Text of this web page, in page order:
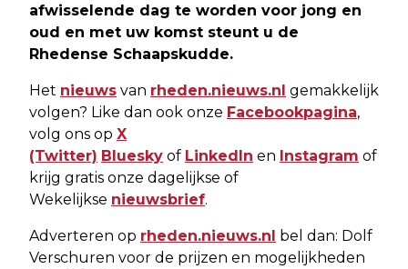
afwisselende dag te worden voor jong en
oud en met uw komst steunt u de
Rhedense Schaapskudde.
Het nieuws van rheden.nieuws.nl gemakkelijk
volgen? Like dan ook onze Facebookpagina,
volg ons op X
(Twitter) Bluesky of LinkedIn en Instagram of
krijg gratis onze dagelijkse of
Wekelijkse nieuwsbrief.
Adverteren op rheden.nieuws.nl bel dan: Dolf
Verschuren voor de prijzen en mogelijkheden